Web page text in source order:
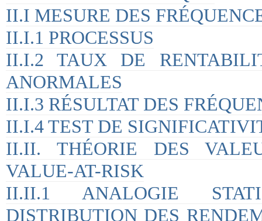
II.I MESURE DES
II.I.1 PROCESSUS
II.I.2 TAUX DE
ANORMALES
II.I.3 RÉSULTAT DES
II.I.4 TEST DE
II.II. THÉORIE DES
VALUE-AT-RISK
II.II.1 ANALOGIE
DISTRIBUTION DES